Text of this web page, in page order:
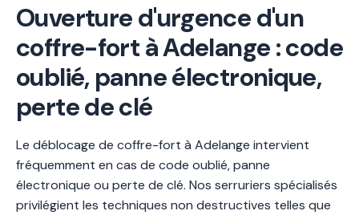
Ouverture d'urgence d'un
coffre-fort à Adelange : code
oublié, panne électronique,
perte de clé
Le déblocage de coffre-fort à Adelange intervient
fréquemment en cas de code oublié, panne
électronique ou perte de clé. Nos serruriers spécialisés
privilégient les techniques non destructives telles que